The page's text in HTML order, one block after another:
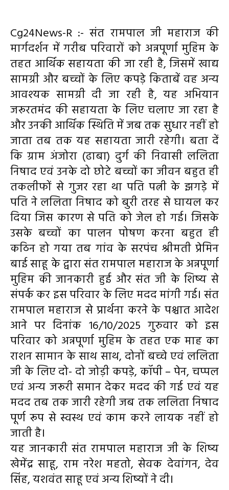
Cg24News-R :- संत रामपाल जी महाराज की
मार्गदर्शन में गरीब परिवारों को अन्नपूर्णा मुहिम के
तहत आर्थिक सहायता की जा रही है, जिसमें खाद्य
सामग्री और बच्चों के लिए कपड़े किताबें वह अन्य
आवश्यक सामग्री दी जा रही है, यह अभियान
जरूरतमंद की सहायता के लिए चलाए जा रहा है
और उनकी आर्थिक स्थिति में जब तक सुधार नहीं हो
जाता तब तक यह सहायता जारी रहेगी। बता दें
कि ग्राम अंजोरा (ढाबा) दुर्ग की निवासी ललिता
निषाद एवं उनके दो छोटे बच्चों का जीवन बहुत ही
तकलीफों से गुजर रहा था पति पत्नी के झगड़े में
पति ने ललिता निषाद को बुरी तरह से घायल कर
दिया जिस कारण से पति को जेल हो गई। जिसके
उसके बच्चों का पालन पोषण करना बहुत ही
कठिन हो गया तब गांव के सरपंच श्रीमती प्रेमिन
बाई साहू के द्वारा संत रामपाल महाराज के अन्नपूर्णा
मुहिम की जानकारी हुई और संत जी के शिष्य से
संपर्क कर इस परिवार के लिए मदद मांगी गई। संत
रामपाल महाराज से प्रार्थना करने के पश्चात आदेश
आने पर दिनांक 16/10/2025 गुरुवार को इस
परिवार को अन्नपूर्णा मुहिम के तहत एक माह का
राशन सामान के साथ साथ, दोनों बच्चे एवं ललिता
जी के लिए दो- दो जोड़ी कपड़े, कॉपी – पेन, चप्पल
एवं अन्य जरूरी समान देकर मदद की गई एवं यह
मदद तब तक जारी रहेगी जब तक ललिता निषाद
पूर्ण रूप से स्वस्थ एवं काम करने लायक नहीं हो
जाती है।
यह जानकारी संत रामपाल महाराज जी के शिष्य
खेमेंद्र साहू, राम नरेश महतो, सेवक देवांगन, देव
सिंह, यशवंत साहू एवं अन्य शिष्यों ने दी।